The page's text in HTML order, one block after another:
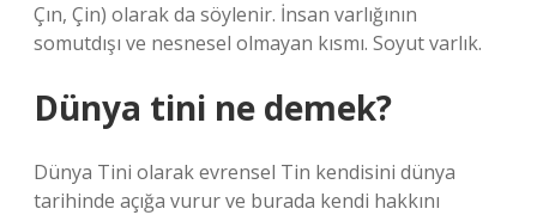
Çın, Çin) olarak da söylenir. İnsan varlığının
somutdışı ve nesnesel olmayan kısmı. Soyut varlık.
Dünya tini ne demek?
Dünya Tini olarak evrensel Tin kendisini dünya
tarihinde açığa vurur ve burada kendi hakkını